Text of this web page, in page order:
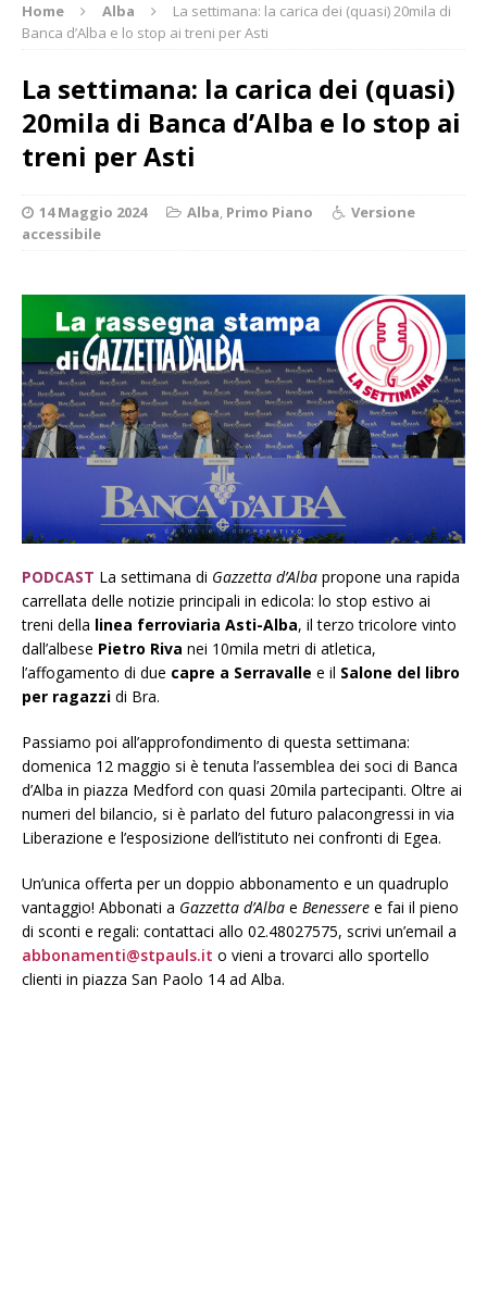
Home Alba
La settimana: la carica dei (quasi) 20mila di
Banca d’Alba e lo stop ai treni per Asti
La settimana: la carica dei (quasi)
20mila di Banca d’Alba e lo stop ai
treni per Asti
14 Maggio 2024 Alba, Primo Piano
Versione
accessibile
PODCAST La settimana di Gazzetta d’Alba propone una rapida
carrellata delle notizie principali in edicola: lo stop estivo ai
treni della linea ferroviaria Asti-Alba, il terzo tricolore vinto
dall’albese Pietro Riva nei 10mila metri di atletica,
l’affogamento di due capre a Serravalle e il Salone del libro
per ragazzi di Bra.
Passiamo poi all’approfondimento di questa settimana:
domenica 12 maggio si è tenuta l’assemblea dei soci di Banca
d’Alba in piazza Medford con quasi 20mila partecipanti. Oltre ai
numeri del bilancio, si è parlato del futuro palacongressi in via
Liberazione e l’esposizione dell’istituto nei confronti di Egea.
Un’unica offerta per un doppio abbonamento e un quadruplo
vantaggio! Abbonati a Gazzetta d’Alba e Benessere e fai il pieno
di sconti e regali: contattaci allo 02.48027575, scrivi un’email a
abbonamenti@stpauls.it o vieni a trovarci allo sportello
clienti in piazza San Paolo 14 ad Alba.